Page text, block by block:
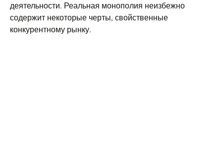
деятельности. Реальная монополия неизбежно
содержит некоторые черты, свойственные
конкурентному рынку.